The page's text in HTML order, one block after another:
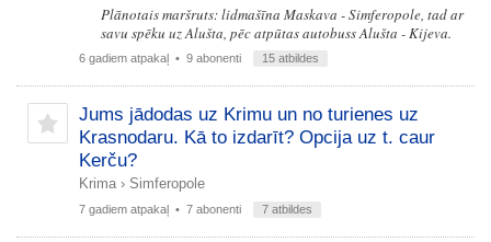
Plānotais maršruts: lidmašīna Maskava - Simferopole, tad ar
savu spēku uz Alušta, pēc atpūtas autobuss Alušta - Kijeva.
6 gadiem atpakaļ • 9 abonenti 15 atbildes
Jums jādodas uz Krimu un no turienes uz
Krasnodaru. Kā to izdarīt? Opcija uz t. caur
Kerču?
Krima › Simferopole
7 gadiem atpakaļ • 7 abonenti 7 atbildes